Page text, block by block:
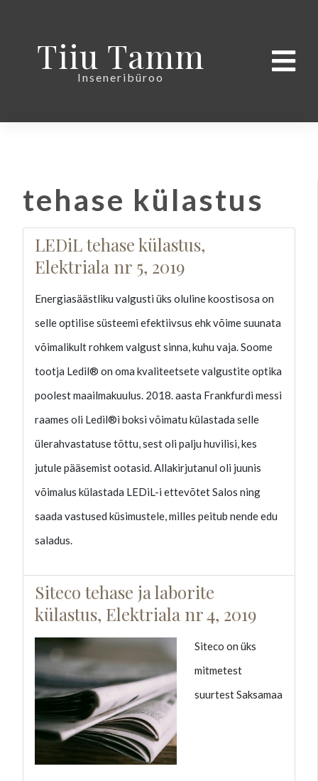
Tiiu Tamm
Inseneribüroo
tehase külastus
LEDiL tehase külastus,
Elektriala nr 5, 2019
Energiasäästliku valgusti üks oluline koostisosa on
selle optilise süsteemi efektiivsus ehk võime suunata
võimalikult rohkem valgust sinna, kuhu vaja. Soome
tootja Ledil® on oma kvaliteetsete valgustite optika
poolest maailmakuulus. 2018. aasta Frankfurdi messi
raames oli Ledil®i boksi võimatu külastada selle
ülerahvastatuse tõttu, sest oli palju huvilisi, kes
jutule pääsemist ootasid. Allakirjutanul oli juunis
võimalus külastada LEDiL-i ettevõtet Salos ning
saada vastused küsimustele, milles peitub nende edu
saladus.
Siteco tehase ja laborite
külastus, Elektriala nr 4, 2019
Siteco on üks
mitmetest
suurtest Saksamaa